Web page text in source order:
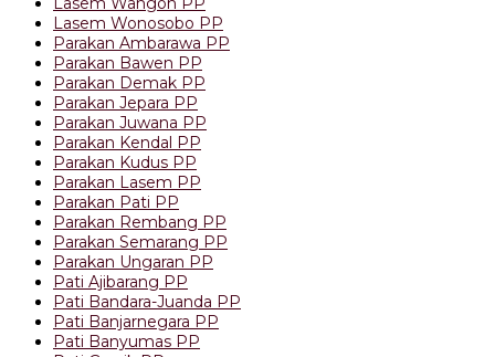
Lasem Wonosobo PP
Parakan Ambarawa PP
Parakan Bawen PP
Parakan Demak PP
Parakan Jepara PP
Parakan Juwana PP
Parakan Kendal PP
Parakan Kudus PP
Parakan Lasem PP
Parakan Pati PP
Parakan Rembang PP
Parakan Semarang PP
Parakan Ungaran PP
Pati Ajibarang PP
Pati Bandara-Juanda PP
Pati Banjarnegara PP
Pati Banyumas PP